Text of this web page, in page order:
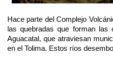
Hace parte del Complejo
las quebradas que forman
Aguacatal, que atraviesan
en el Tolima. Estos ríos